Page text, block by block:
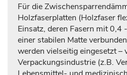
Für die
Holzfaserplatten (Holzfaser
Einsatz, deren Fasern mit 0,4
einer stabilen Matte
werden vielseitig eingesetzt –
Verpackungsindustrie (z.B.